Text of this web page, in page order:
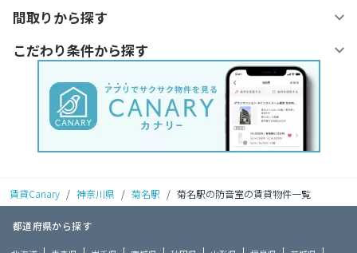
間取りから探す
こだわり条件から探す
賃貸Canary / 神奈川県 / 菊名駅 / 菊名駅の防音室の賃貸物件一覧
都道府県から探す